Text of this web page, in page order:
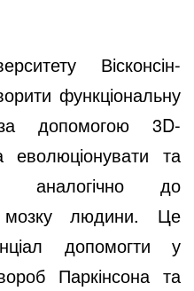
Вісконсін-
функціональну
допомогою 3D-
еволюціонувати та
аналогічно до
мозку людини. Це
допомогти у
Паркінсона та